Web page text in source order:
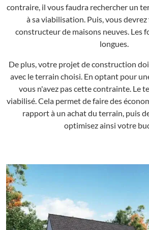
contraire, il vous faudra rechercher un
à sa viabilisation. Puis, vous
constructeur de maisons neuves. Les
longues.
De plus, votre projet de construction
avec le terrain choisi. En optant pour
vous n'avez pas cette contrainte. Le
viabilisé. Cela permet de faire des
rapport à un achat du terrain, puis
optimisez ainsi votre